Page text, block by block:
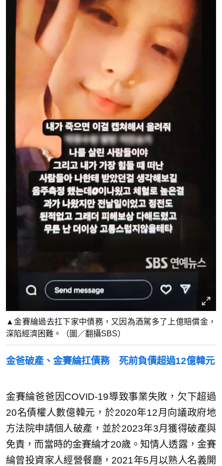
▲金賽綸過去扛下家中債務，又因為酒駕多了上億賠償金，
深陷經濟困難。（圖／翻攝SBS）
金爸破產、金賽綸扛債務 死前負債超過12億韓元
金賽綸爸爸因COVID-19導致事業失敗，欠下超過
20名債權人數億韓元，於2020年12月向議政府地
方法院申請個人破產，並於2023年3月獲得破產與
免責，而當時的金賽綸才20歲。知情人透露，金賽
綸曾投資家人經營餐廳，2021年5月以熟人名義開